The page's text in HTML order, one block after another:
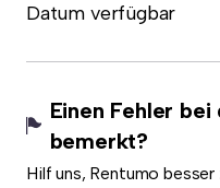
Datum verfügbar
Einen Fehler
bemerkt?
Hilf uns, Rentumo